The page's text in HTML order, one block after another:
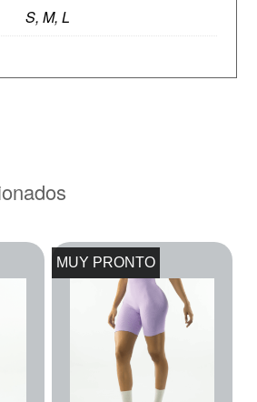
S, M, L
MUY PRONTO